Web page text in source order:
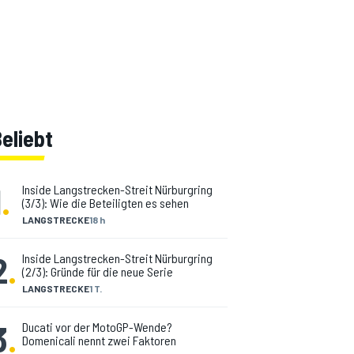
. LANGSTRECKE18 h
Inside Langstrecken-Streit Nürburgring
(3/3): Wie die Beteiligten es sehen
. LANGSTRECKE1 T.
Inside Langstrecken-Streit Nürburgring
(2/3): Gründe für die neue Serie
. Ducati vor der MotoGP-Wende?
Domenicali nennt zwei Faktoren